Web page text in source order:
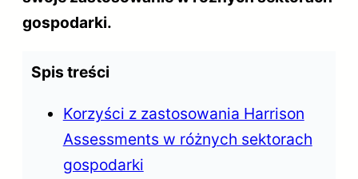
gospodarki.
Spis treści
Korzyści z zastosowania Harrison
Assessments w różnych sektorach
gospodarki